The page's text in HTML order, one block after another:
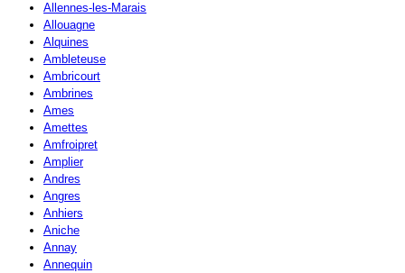
Allennes-les-Marais
Allouagne
Alquines
Ambleteuse
Ambricourt
Ambrines
Ames
Amettes
Amfroipret
Amplier
Andres
Angres
Anhiers
Aniche
Annay
Annequin